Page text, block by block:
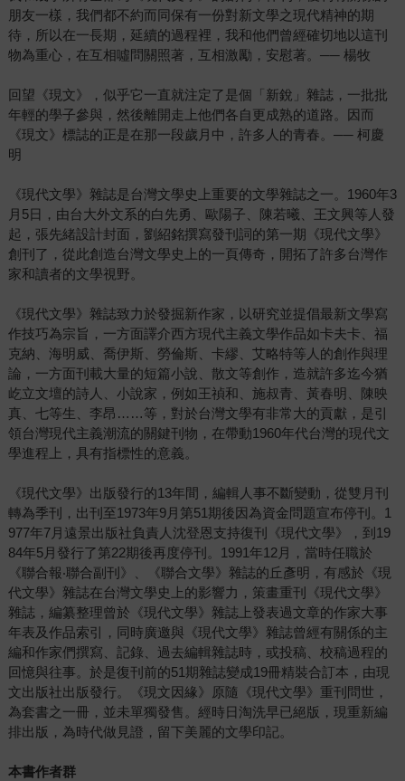
朋友一樣，我們都不約而同保有一份對新文學之現代精神的期
待，所以在一長期，延續的過程裡，我和他們曾經確切地以這刊
物為重心，在互相噓問關照著，互相激勵，安慰著。── 楊牧
回望《現文》，似乎它一直就注定了是個「新銳」雜誌，一批批
年輕的學子參與，然後離開走上他們各自更成熟的道路。因而
《現文》標誌的正是在那一段歲月中，許多人的青春。── 柯慶
明
《現代文學》雜誌是台灣文學史上重要的文學雜誌之一。1960年3
月5日，由台大外文系的白先勇、歐陽子、陳若曦、王文興等人發
起，張先緒設計封面，劉紹銘撰寫發刊詞的第一期《現代文學》
創刊了，從此創造台灣文學史上的一頁傳奇，開拓了許多台灣作
家和讀者的文學視野。
《現代文學》雜誌致力於發掘新作家，以研究並提倡最新文學寫
作技巧為宗旨，一方面譯介西方現代主義文學作品如卡夫卡、福
克納、海明威、喬伊斯、勞倫斯、卡繆、艾略特等人的創作與理
論，一方面刊載大量的短篇小說、散文等創作，造就許多迄今猶
屹立文壇的詩人、小說家，例如王禎和、施叔青、黃春明、陳映
真、七等生、李昂……等，對於台灣文學有非常大的貢獻，是引
領台灣現代主義潮流的關鍵刊物，在帶動1960年代台灣的現代文
學進程上，具有指標性的意義。
《現代文學》出版發行的13年間，編輯人事不斷變動，從雙月刊
轉為季刊，出刊至1973年9月第51期後因為資金問題宣布停刊。1
977年7月遠景出版社負責人沈登恩支持復刊《現代文學》，到19
84年5月發行了第22期後再度停刊。1991年12月，當時任職於
《聯合報‧聯合副刊》、《聯合文學》雜誌的丘彥明，有感於《現
代文學》雜誌在台灣文學史上的影響力，策畫重刊《現代文學》
雜誌，編纂整理曾於《現代文學》雜誌上發表過文章的作家大事
年表及作品索引，同時廣邀與《現代文學》雜誌曾經有關係的主
編和作家們撰寫、記錄、過去編輯雜誌時，或投稿、校稿過程的
回憶與往事。於是復刊前的51期雜誌變成19冊精裝合訂本，由現
文出版社出版發行。《現文因緣》原隨《現代文學》重刊問世，
為套書之一冊，並未單獨發售。經時日淘洗早已絕版，現重新編
排出版，為時代做見證，留下美麗的文學印記。
本書作者群